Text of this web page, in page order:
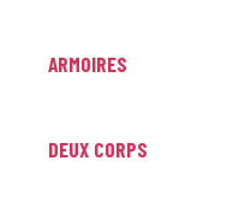
ARMOIRES
DEUX CORPS